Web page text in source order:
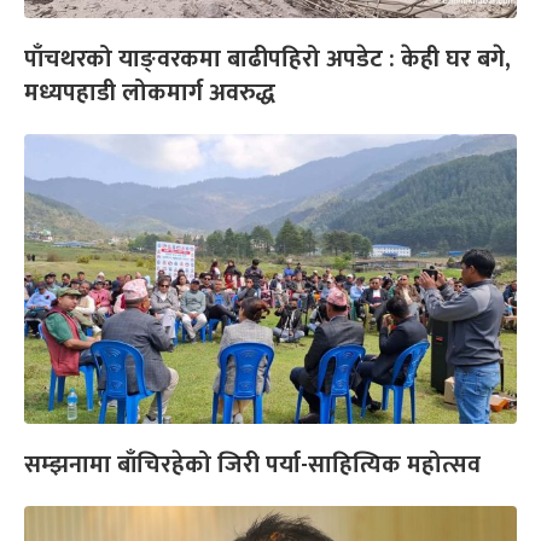
पाँचथरको याङ्वरकमा बाढीपहिरो अपडेट : केही घर बगे,
मध्यपहाडी लोकमार्ग अवरुद्ध
सम्झनामा बाँचिरहेको जिरी पर्या-साहित्यिक महोत्सव